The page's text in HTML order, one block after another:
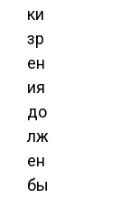
ки
зр
ен
ия
до
лж
ен
бы